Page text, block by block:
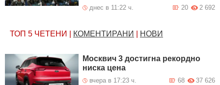
днес в 11:22 ч. 2 692
20
ТОП 5 ЧЕТЕНИ КОМЕНТИРАНИ НОВИ
Москвич 3 достигна рекордно
ниска цена
вчера в 17:23 ч. 37 626
68